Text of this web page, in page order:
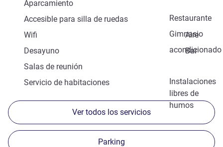
Aparcamiento
Restaurante
Accesible para silla de ruedas
Gimnasio
Wifi
Aire
acondicionado
Desayuno
Bar
Salas de reunión
Instalaciones
libres de
humos
Servicio de habitaciones
Ver todos los servicios
Parking